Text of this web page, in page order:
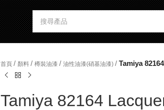
首頁 / 顏料 / 樽裝油漆 / 油性油漆(硝基油漆) / Tamiya
Tamiya 82164